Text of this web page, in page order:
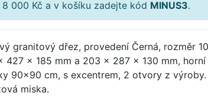
8 000 Kč a v košíku zadejte kód MINUS3.
granitový dřez, provedení Černá, rozměr
427 x 185 mm a 203 x 287 x 130 mm,
90x90 cm, s excentrem, 2 otvory z
miska.